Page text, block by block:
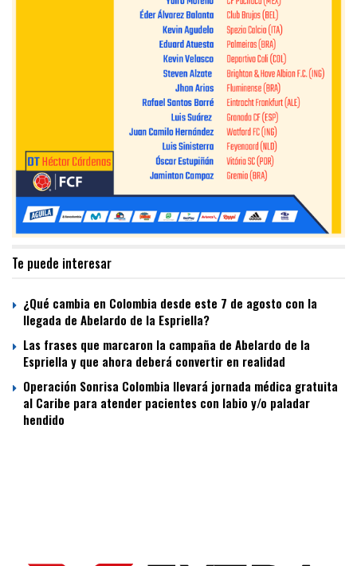
Te puede interesar
¿Qué cambia en Colombia desde este 7 de agosto con la
llegada de Abelardo de la Espriella?
Las frases que marcaron la campaña de Abelardo de la
Espriella y que ahora deberá convertir en realidad
Operación Sonrisa Colombia llevará jornada médica gratuita
al Caribe para atender pacientes con labio y/o paladar
hendido